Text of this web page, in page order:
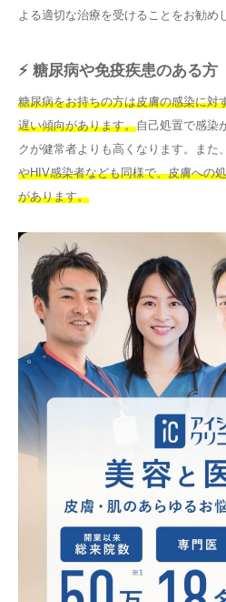
よる適切な治療を受けることをお勧め
⚡ 糖尿病や免疫疾患のある方
糖尿病をお持ちの方は皮膚の感染に対
遅い傾向があります。自己処置で感染
クが健常者よりも高くなります。また、
やHIV感染者なども同様で、皮膚への
があります。